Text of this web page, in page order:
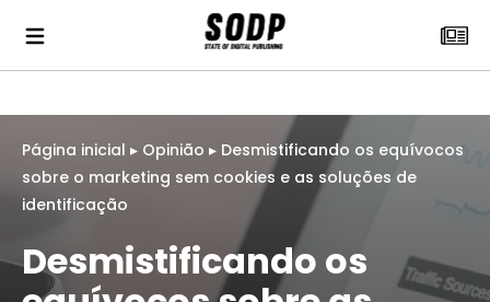
Página inicial ▸ Opinião ▸ Desmistificando os equívocos
sobre o marketing sem cookies e as soluções de
identificação
Desmistificando os